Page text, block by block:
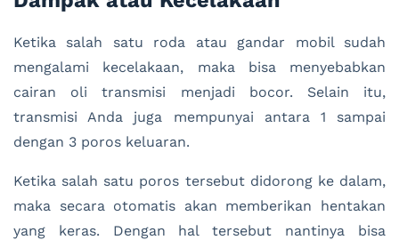
Ketika salah satu roda atau gandar mobil sudah
mengalami kecelakaan, maka bisa menyebabkan
cairan oli transmisi menjadi bocor. Selain itu,
transmisi Anda juga mempunyai antara 1 sampai
dengan 3 poros keluaran.
Ketika salah satu poros tersebut didorong ke dalam,
maka secara otomatis akan memberikan hentakan
yang keras. Dengan hal tersebut nantinya bisa